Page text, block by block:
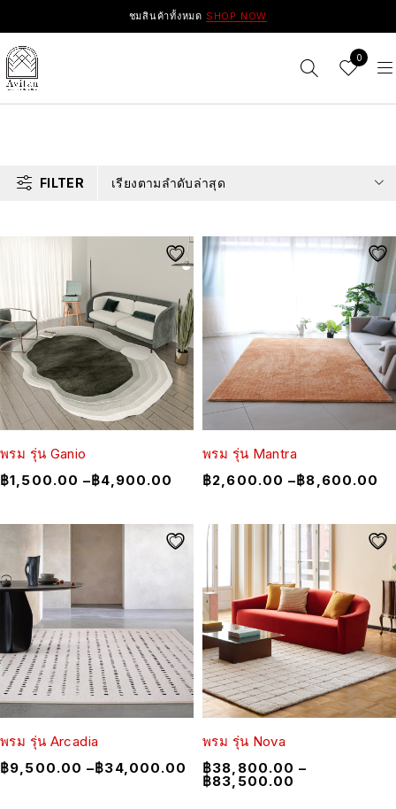
ชมสินค้าทั้งหมด SHOP NOW
0
FILTER เรียงตามลำดับล่าสุด
พรม รุ่น Ganio
฿1,500.00 –฿4,900.00
พรม รุ่น Mantra
฿2,600.00 –฿8,600.00
พรม รุ่น Arcadia
฿9,500.00 –฿34,000.00
พรม รุ่น Nova
฿38,800.00 –
฿83,500.00